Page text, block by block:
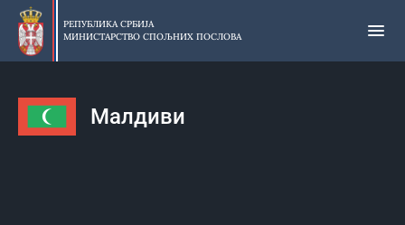
Прескочи
главни
део
РЕПУБЛИКА СРБИЈА
МИНИСТАРСТВО СПОЉНИХ ПОСЛОВА
Малдиви